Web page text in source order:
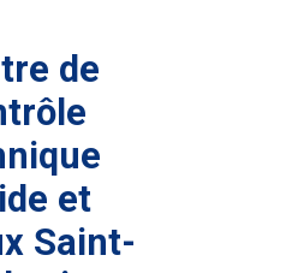
de
et
Saint-